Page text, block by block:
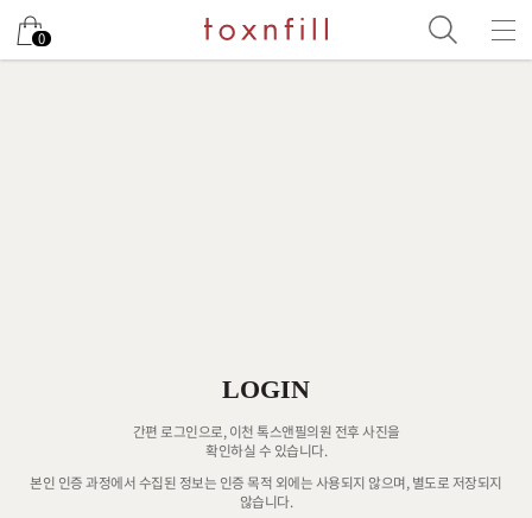
0
LOGIN
간편 로그인으로, 이천 톡스앤필의원 전후 사진을
확인하실 수 있습니다.
본인 인증 과정에서 수집된 정보는 인증 목적 외에는 사용되지 않으며, 별도로 저장되지
않습니다.